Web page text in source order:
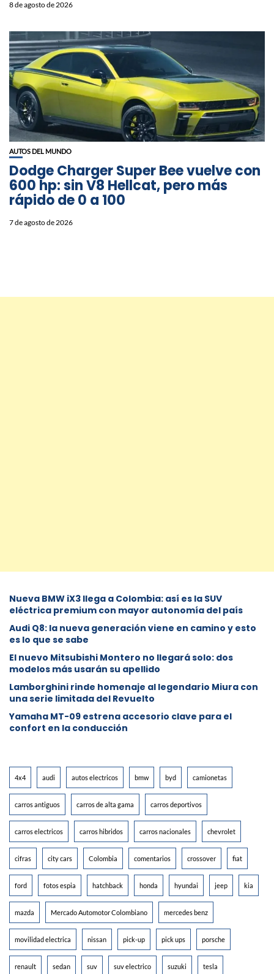
8 de agosto de 2026
AUTOS DEL MUNDO
Dodge Charger Super Bee vuelve con
600 hp: sin V8 Hellcat, pero más
rápido de 0 a 100
7 de agosto de 2026
Nueva BMW iX3 llega a Colombia: así es la SUV
eléctrica premium con mayor autonomía del país
Audi Q8: la nueva generación viene en camino y esto
es lo que se sabe
⁠El nuevo Mitsubishi Montero no llegará solo: dos
modelos más usarán su apellido
Lamborghini rinde homenaje al legendario Miura con
una serie limitada del Revuelto
Yamaha MT-09 estrena accesorio clave para el
confort en la conducción
4x4 audi autos electricos bmw byd camionetas
carros antiguos carros de alta gama carros deportivos
carros electricos carros hibridos carros nacionales chevrolet
cifras city cars Colombia comentarios crossover fiat
ford fotos espia hatchback honda hyundai jeep kia
mazda Mercado Automotor Colombiano mercedes benz
movilidad electrica nissan pick-up pick ups porsche
renault sedan suv suv electrico suzuki tesla